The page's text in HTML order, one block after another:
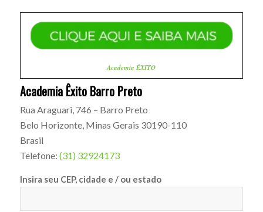
Academia ÊXITO
Academia Êxito Barro Preto
Rua Araguari, 746 – Barro Preto
Belo Horizonte, Minas Gerais 30190-110
Brasil
Telefone: (31) 32924173
Insira seu CEP, cidade e / ou estado